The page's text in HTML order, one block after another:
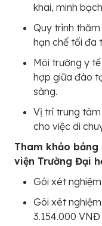
khai, minh
Quy trình
hạn chế tối đa
Môi trường y
hợp giữa đào
sàng.
Vị trí trung
cho việc di
Tham khảo
viện Trường Đại
Gói xét
Gói xét
3.154.000 VNĐ